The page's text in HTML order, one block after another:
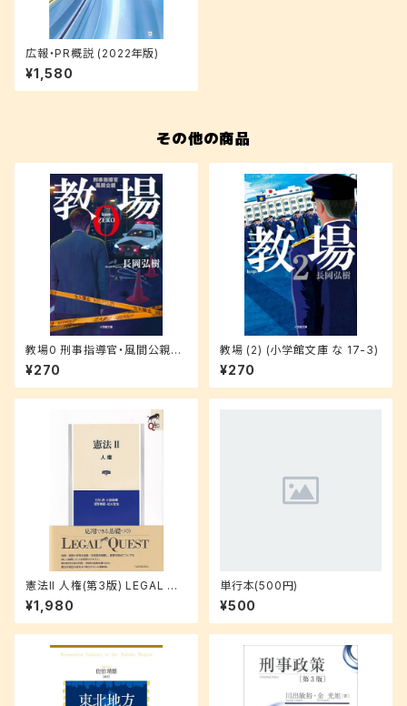
広報・PR概説 (2022年版)
¥1,580
その他の商品
教場0 刑事指導官・風間公親
(小学館文庫 な 17-4)
¥270
教場 (2) (小学館文庫 な 17-3)
¥270
憲法II 人権(第3版) LEGAL QU
EST
¥1,980
単行本(500円)
¥500